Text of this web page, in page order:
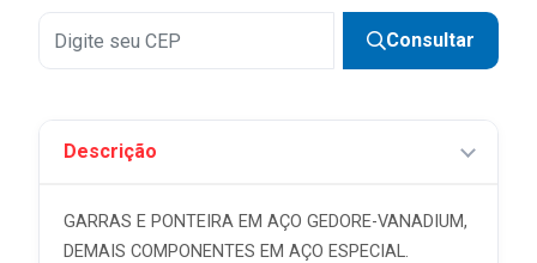
Consultar
Descrição
GARRAS E PONTEIRA EM AÇO GEDORE-VANADIUM,
DEMAIS COMPONENTES EM AÇO ESPECIAL.